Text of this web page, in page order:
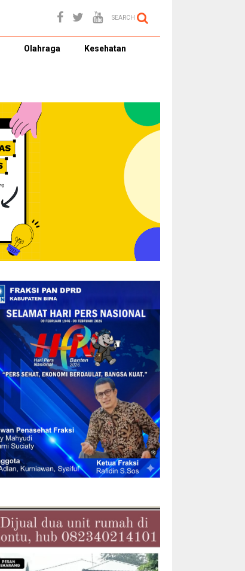
SEARCH
Olahraga Kesehatan